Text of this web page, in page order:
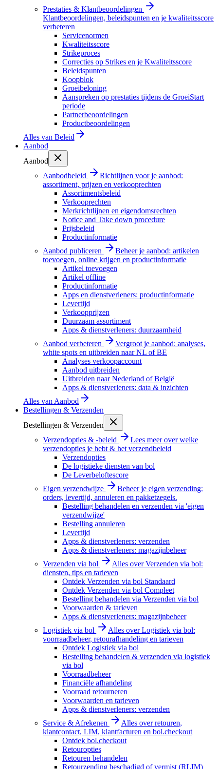
Prestaties & Klantbeoordelingen
Klantbeoordelingen, beleidspunten en je kwaliteitsscore
verbeteren
Servicenormen
Kwaliteitsscore
Strikeproces
Correcties op Strikes en je Kwaliteitsscore
Beleidspunten
Koopblok
Groeibeloning
Aanspreken op prestaties tijdens de GroeiStart
periode
Partnerbeoordelingen
Productbeoordelingen
Alles van Beleid
Aanbod
Aanbod
Aanbodbeleid
Richtlijnen voor je aanbod:
assortiment, prijzen en verkooprechten
Assortimentsbeleid
Verkooprechten
Merkrichtlijnen en eigendomsrechten
Notice and Take down procedure
Prijsbeleid
Productinformatie
Aanbod publiceren
Beheer je aanbod: artikelen
toevoegen, online krijgen en productinformatie
Artikel toevoegen
Artikel offline
Productinformatie
Apps en dienstverleners: productinformatie
Levertijd
Verkoopprijzen
Duurzaam assortiment
Apps & dienstverleners: duurzaamheid
Aanbod verbeteren
Vergroot je aanbod: analyses,
white spots en uitbreiden naar NL of BE
Analyses verkoopaccount
Aanbod uitbreiden
Uitbreiden naar Nederland of België
Apps & dienstverleners: data & inzichten
Alles van Aanbod
Bestellingen & Verzenden
Bestellingen & Verzenden
Verzendopties & -beleid
Lees meer over welke
verzendopties je hebt & het verzendbeleid
Verzendopties
De logistieke diensten van bol
De Leverbeloftescore
Eigen verzendwijze
Beheer je eigen verzending:
orders, levertijd, annuleren en pakketzegels.
Bestelling behandelen en verzenden via 'eigen
verzendwijze'
Bestelling annuleren
Levertijd
Apps & dienstverleners: verzenden
Apps & dienstverleners: magazijnbeheer
Verzenden via bol
Alles over Verzenden via bol:
diensten, tips en tarieven
Ontdek Verzenden via bol Standaard
Ontdek Verzenden via bol Compleet
Bestelling behandelen via Verzenden via bol
Voorwaarden & tarieven
Apps & dienstverleners: magazijnbeheer
Logistiek via bol
Alles over Logistiek via bol:
voorraadbeheer, retourafhandeling en tarieven
Ontdek Logistiek via bol
Bestelling behandelen & verzenden via logistiek
via bol
Voorraadbeheer
Financiële afhandeling
Voorraad retourneren
Voorwaarden en tarieven
Apps & dienstverleners: verzenden
Service & Afrekenen
Alles over retouren,
klantcontact, LIM, klantfacturen en bol.checkout
Ontdek bol.checkout
Retouropties
Retouren behandelen
Retourzending beschadigd of vermist (RLIM)